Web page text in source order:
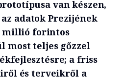
van készen,
adatok Prezijének
millió forintos
most teljes gőzzel
a friss
és terveikről a